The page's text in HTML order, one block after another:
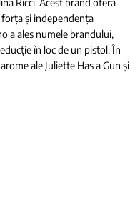
și independența
a ales numele brandului,
în loc de un pistol. În
ale Juliette Has a Gun și